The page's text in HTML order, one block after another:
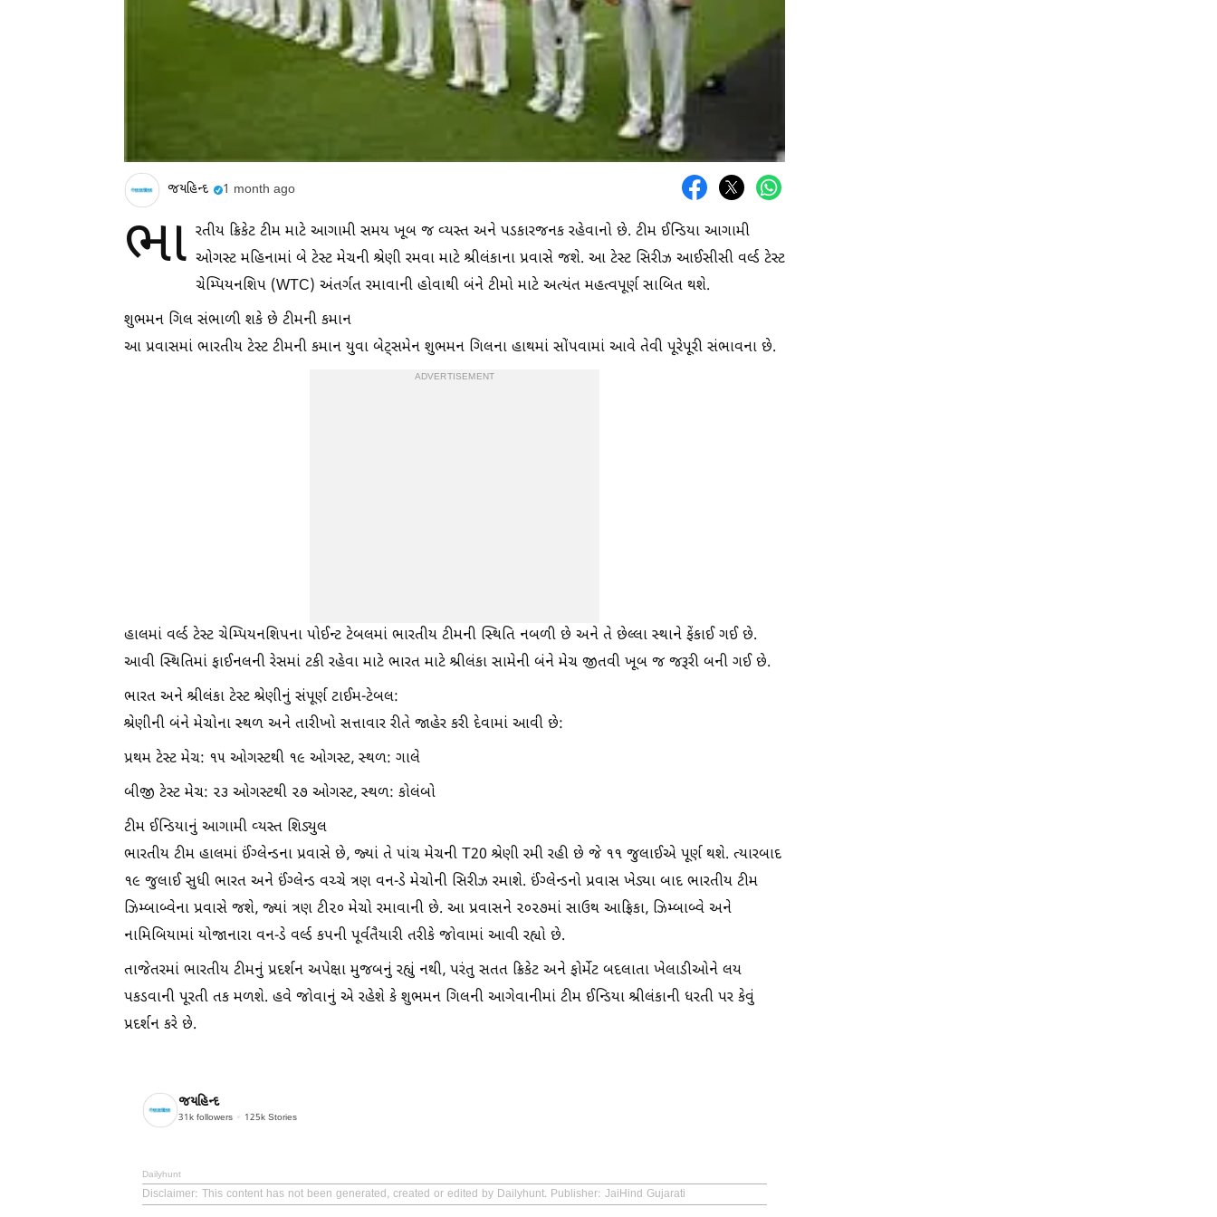
જયહિન્દ 1 month ago
ભા રતીય ક્રિકેટ ટીમ માટે આગામી સમય ખૂબ જ વ્યસ્ત અને પડકારજનક રહેવાનો છે. ટીમ ઈન્ડિયા આગામી
ઓગસ્ટ મહિનામાં બે ટેસ્ટ મેચની શ્રેણી રમવા માટે શ્રીલંકાના પ્રવાસે જશે. આ ટેસ્ટ સિરીઝ આઈસીસી વર્લ્ડ ટેસ્ટ
ચેમ્પિયનશિપ (WTC) અંતર્ગત રમાવાની હોવાથી બંને ટીમો માટે અત્યંત મહત્વપૂર્ણ સાબિત થશે.
શુભમન ગિલ સંભાળી શકે છે ટીમની કમાન
આ પ્રવાસમાં ભારતીય ટેસ્ટ ટીમની કમાન યુવા બેટ્સમેન શુભમન ગિલના હાથમાં સોંપવામાં આવે તેવી પૂરેપૂરી સંભાવના છે.
ADVERTISEMENT
હાલમાં વર્લ્ડ ટેસ્ટ ચેમ્પિયનશિપના પોઈન્ટ ટેબલમાં ભારતીય ટીમની સ્થિતિ નબળી છે અને તે છેલ્લા સ્થાને ફેંકાઈ ગઈ છે.
આવી સ્થિતિમાં ફાઈનલની રેસમાં ટકી રહેવા માટે ભારત માટે શ્રીલંકા સામેની બંને મેચ જીતવી ખૂબ જ જરૂરી બની ગઈ છે.
ભારત અને શ્રીલંકા ટેસ્ટ શ્રેણીનું સંપૂર્ણ ટાઈમ-ટેબલ:
શ્રેણીની બંને મેચોના સ્થળ અને તારીખો સત્તાવાર રીતે જાહેર કરી દેવામાં આવી છે:
પ્રથમ ટેસ્ટ મેચ: ૧૫ ઓગસ્ટથી ૧૯ ઓગસ્ટ, સ્થળ: ગાલે
બીજી ટેસ્ટ મેચ: ૨૩ ઓગસ્ટથી ૨૭ ઓગસ્ટ, સ્થળ: કોલંબો
ટીમ ઈન્ડિયાનું આગામી વ્યસ્ત શિડ્યુલ
ભારતીય ટીમ હાલમાં ઈંગ્લેન્ડના પ્રવાસે છે, જ્યાં તે પાંચ મેચની T20 શ્રેણી રમી રહી છે જે ૧૧ જુલાઈએ પૂર્ણ થશે. ત્યારબાદ
૧૯ જુલાઈ સુધી ભારત અને ઈંગ્લેન્ડ વચ્ચે ત્રણ વન-ડે મેચોની સિરીઝ રમાશે. ઈંગ્લેન્ડનો પ્રવાસ ખેડ્યા બાદ ભારતીય ટીમ
ઝિમ્બાબ્વેના પ્રવાસે જશે, જ્યાં ત્રણ ટી૨૦ મેચો રમાવાની છે. આ પ્રવાસને ૨૦૨૭માં સાઉથ આફ્રિકા, ઝિમ્બાબ્વે અને
નામિબિયામાં યોજાનારા વન-ડે વર્લ્ડ કપની પૂર્વતૈયારી તરીકે જોવામાં આવી રહ્યો છે.
તાજેતરમાં ભારતીય ટીમનું પ્રદર્શન અપેક્ષા મુજબનું રહ્યું નથી, પરંતુ સતત ક્રિકેટ અને ફોર્મેટ બદલાતા ખેલાડીઓને લય
પકડવાની પૂરતી તક મળશે. હવે જોવાનું એ રહેશે કે શુભમન ગિલની આગેવાનીમાં ટીમ ઈન્ડિયા શ્રીલંકાની ધરતી પર કેવું
પ્રદર્શન કરે છે.
જયહિન્દ
31k followers 125k Stories
Dailyhunt
Disclaimer: This content has not been generated, created or edited by Dailyhunt. Publisher: JaiHind Gujarati